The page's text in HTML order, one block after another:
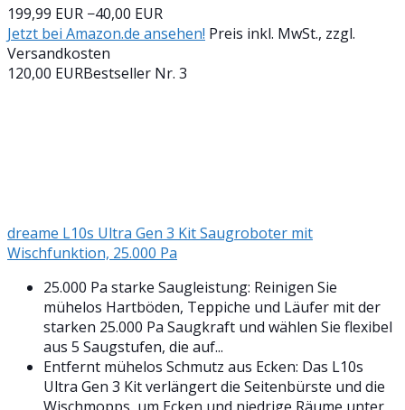
199,99 EUR −40,00 EUR
Jetzt bei Amazon.de ansehen! Preis inkl. MwSt., zzgl.
Versandkosten
120,00 EURBestseller Nr. 3
dreame L10s Ultra Gen 3 Kit Saugroboter mit
Wischfunktion, 25.000 Pa
25.000 Pa starke Saugleistung: Reinigen Sie
mühelos Hartböden, Teppiche und Läufer mit der
starken 25.000 Pa Saugkraft und wählen Sie flexibel
aus 5 Saugstufen, die auf...
Entfernt mühelos Schmutz aus Ecken: Das L10s
Ultra Gen 3 Kit verlängert die Seitenbürste und die